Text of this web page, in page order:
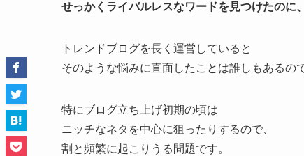
せっかくライバルレスなワードを見つけたのに
トレンドブログを長く運営していると
そのような悩みに直面したことは誰しもあるの
特にブログ立ち上げ初期の頃は
ニッチなネタを中心に狙ったりするので、
割と頻繁に起こりうる問題です。